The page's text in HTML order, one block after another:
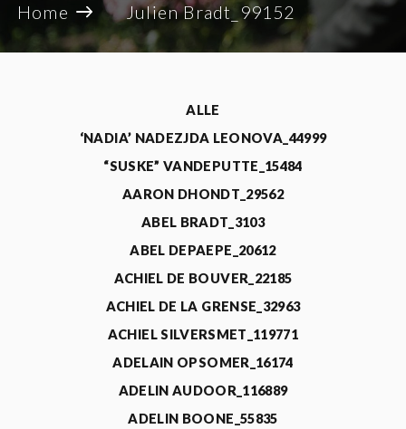
Home Julien Bradt_99152
ALLE
‘NADIA’ NADEZJDA LEONOVA_44999
“SUSKE” VANDEPUTTE_15484
AARON DHONDT_29562
ABEL BRADT_3103
ABEL DEPAEPE_20612
ACHIEL DE BOUVER_22185
ACHIEL DE LA GRENSE_32963
ACHIEL SILVERSMET_119771
ADELAIN OPSOMER_16174
ADELIN AUDOOR_116889
ADELIN BOONE_55835